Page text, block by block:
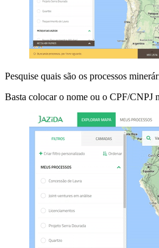
Pesquise quais são os processos
Basta colocar o nome ou o CPF/CNPJ